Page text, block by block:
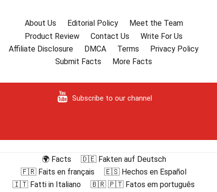
About Us Editorial Policy
Meet the Team
Product Review
Contact Us
Write For Us
Affiliate Disclosure
DMCA Terms
Privacy Policy
Submit Facts
More Facts
Subscribe to our channel
🌍 Facts
🇩🇪 Fakten auf Deutsch
🇫🇷 Faits en français
🇪🇸 Hechos en Español
🇮🇹 Fatti in Italiano
🇧🇷 🇵🇹 Fatos em português